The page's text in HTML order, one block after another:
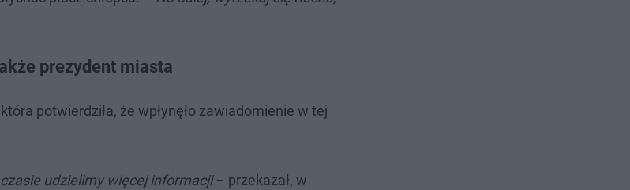
prezydent miasta
potwierdziła, że wpłynęło zawiadomienie w tej
udzielimy więcej informacji– przekazał, w